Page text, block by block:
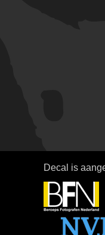
Decal is